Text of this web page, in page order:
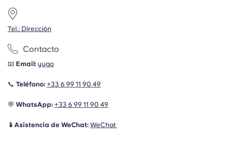
Tel.: Dirección
Contacto
📧 Email: yugo
📞 Teléfono: +33 6 99 11 90 49
💬 WhatsApp: +33 6 99 11 90 49
📱Asistencia de WeChat: WeChat